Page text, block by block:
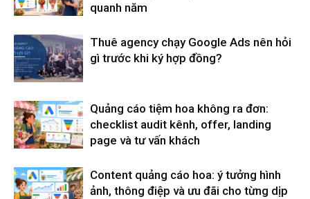
quanh năm
Thuê agency chạy Google Ads nên hỏi
gì trước khi ký hợp đồng?
Quảng cáo tiệm hoa không ra đơn:
checklist audit kênh, offer, landing
page và tư vấn khách
Content quảng cáo hoa: ý tưởng hình
ảnh, thông điệp và ưu đãi cho từng dịp